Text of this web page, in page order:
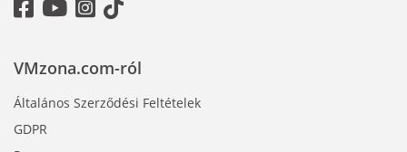
VMzona.com-ról
Általános Szerződési Feltételek
GDPR